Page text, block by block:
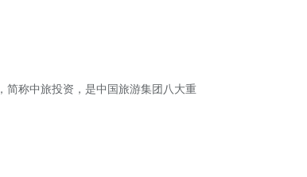
简称中旅投资，是中国旅游集团八大重